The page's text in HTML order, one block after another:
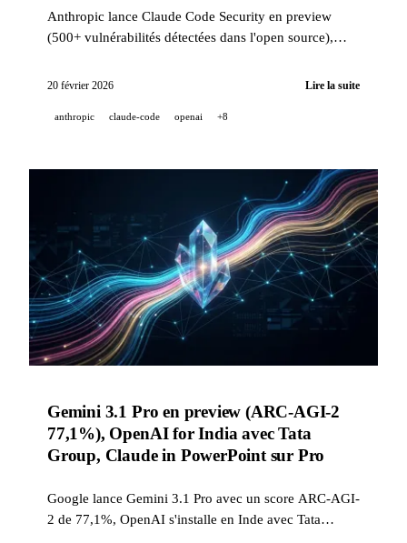
Anthropic lance Claude Code Security en preview
(500+ vulnérabilités détectées dans l'open source),
Copilot étend son model picker à Business/Enterprise
20 février 2026 Lire la suite
anthropic claude-code openai +8
Gemini 3.1 Pro en preview (ARC-AGI-2
77,1%), OpenAI for India avec Tata
Group, Claude in PowerPoint sur Pro
Google lance Gemini 3.1 Pro avec un score ARC-AGI-
2 de 77,1%, OpenAI s'installe en Inde avec Tata